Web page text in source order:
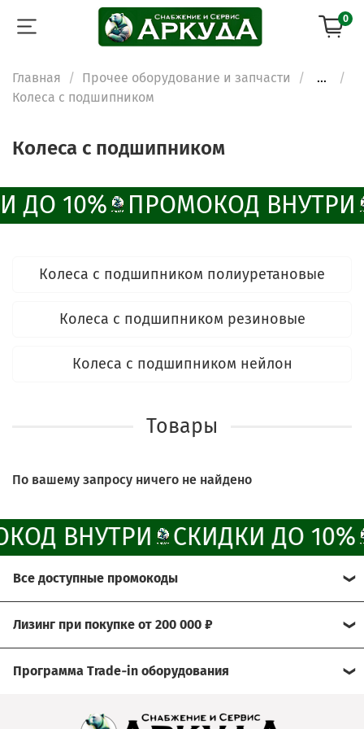
0
Главная Прочее оборудование и запчасти
...
Колеса с подшипником
Колеса с подшипником
ДО 10% ПРОМОКОД ВНУТРИ
Колеса с подшипником полиуретановые
Колеса с подшипником резиновые
Колеса с подшипником нейлон
Товары
По вашему запросу ничего не найдено
ВНУТРИ СКИДКИ ДО 10%
Все доступные промокоды
Мы рады предложить Вам возможность
воспользоваться нашими эксклюзивными
Лизинг при покупке от 200 000 ₽
- условия подбираются индивидуально
Программа Trade‑in оборудования
зачтём при покупке нового!
online
Наши мессенджеры
мессенджер!
Электронная почта
Позвонить
Группа Вконтакте
Канал MAX